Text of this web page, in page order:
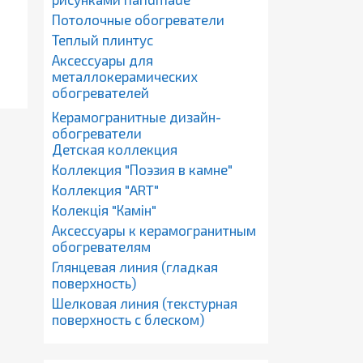
Потолочные обогреватели
Теплый плинтус
Аксессуары для
металлокерамических
обогревателей
Керамогранитные дизайн-
обогреватели
Детская коллекция
Коллекция "Поэзия в камне"
Коллекция "ART"
Колекція "Камін"
Аксессуары к керамогранитным
обогревателям
Глянцевая линия (гладкая
поверхность)
Шелковая линия (текстурная
поверхность с блеском)